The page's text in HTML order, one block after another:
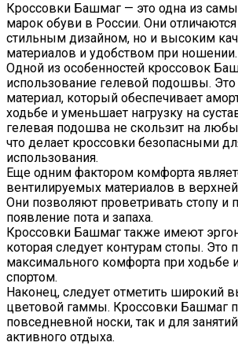
Кроссовки Башмаг — это одна из
марок обуви в России. Они
стильным дизайном, но и высоким
материалов и удобством при ношении.
Одной из особенностей кроссовок
использование гелевой подошвы.
материал, который обеспечивает
ходьбе и уменьшает нагрузку на
гелевая подошва не скользит на
что делает кроссовки безопасными
использования.
Еще одним фактором комфорта
вентилируемых материалов в верхней
Они позволяют проветривать стопу и
появление пота и запаха.
Кроссовки Башмаг также имеют
которая следует контурам стопы. Это
максимального комфорта при ходьбе
спортом.
Наконец, следует отметить широкий
цветовой гаммы. Кроссовки Башмаг
повседневной носки, так и для
активного отдыха.